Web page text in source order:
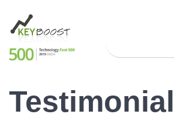
Testimonial